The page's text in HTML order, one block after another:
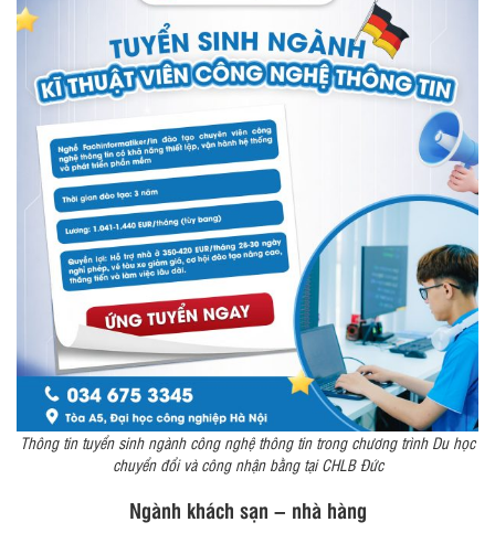
Thông tin tuyển sinh ngành công nghệ thông tin trong chương trình Du học
chuyển đổi và công nhận bằng tại CHLB Đức
Ngành khách sạn – nhà hàng